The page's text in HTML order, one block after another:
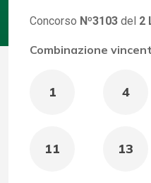
Concorso Nº3103 del 2
Combinazione
1 4
11 13